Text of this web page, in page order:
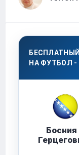
НА ФУТБОЛ -
Босния